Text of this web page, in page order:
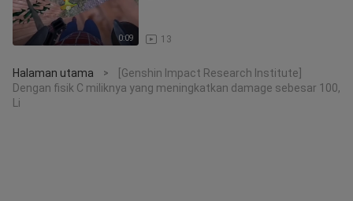
0:09 13
Halaman utama >
[Genshin Impact Research Institute]
Dengan fisik C miliknya yang meningkatkan damage sebesar 100,
Li